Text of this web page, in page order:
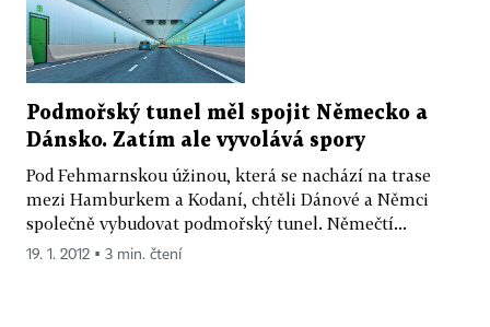
Podmořský tunel měl spojit Německo a
Dánsko. Zatím ale vyvolává spory
Pod Fehmarnskou úžinou, která se nachází na trase
mezi Hamburkem a Kodaní, chtěli Dánové a Němci
společně vybudovat podmořský tunel. Němečtí...
19. 1. 2012 ▪ 3 min. čtení